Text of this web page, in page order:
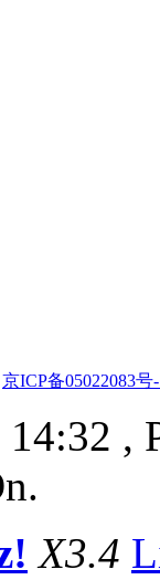
京ICP备05022083号
,
X3.4